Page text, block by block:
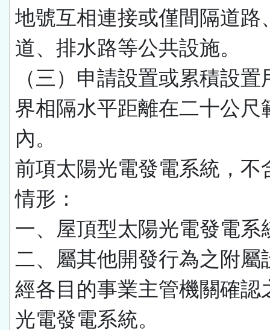
地號互相連接或僅間隔道路
道、排水路等公共設施。
（三）申請設置或累積設置
界相隔水平距離在二十公尺
內。
前項太陽光電發電系統，不
情形：
一、屋頂型太陽光電發電系
二、屬其他開發行為之附屬
經各目的事業主管機關確認
光電發電系統。